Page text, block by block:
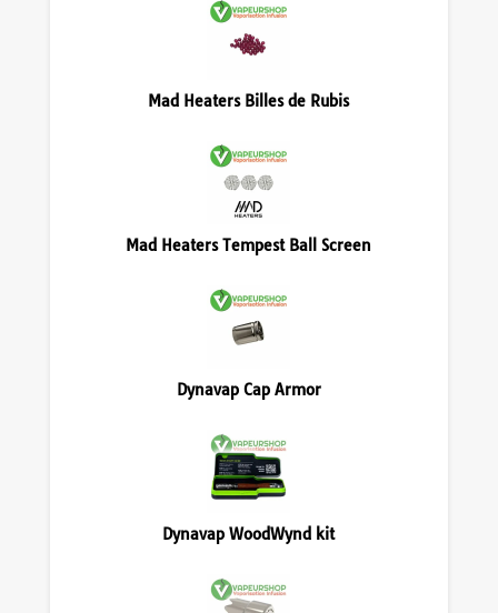
Mad Heaters Billes de Rubis
Mad Heaters Tempest Ball Screen
Dynavap Cap Armor
Dynavap WoodWynd kit